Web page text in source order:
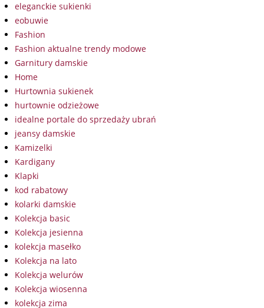
eleganckie sukienki
eobuwie
Fashion
Fashion aktualne trendy modowe
Garnitury damskie
Home
Hurtownia sukienek
hurtownie odzieżowe
idealne portale do sprzedaży ubrań
jeansy damskie
Kamizelki
Kardigany
Klapki
kod rabatowy
kolarki damskie
Kolekcja basic
Kolekcja jesienna
kolekcja masełko
Kolekcja na lato
Kolekcja welurów
Kolekcja wiosenna
kolekcja zima